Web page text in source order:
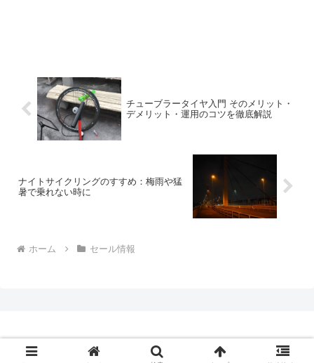
チューブラータイヤ入門 そのメリット・
デメリット・運用のコツを徹底解説
ナイトサイクリングのすすめ：梅雨や猛
暑で乗れない時に
ホーム セール情報
Copyright © 2009-2026 CBN Blog All Rights Reserved.